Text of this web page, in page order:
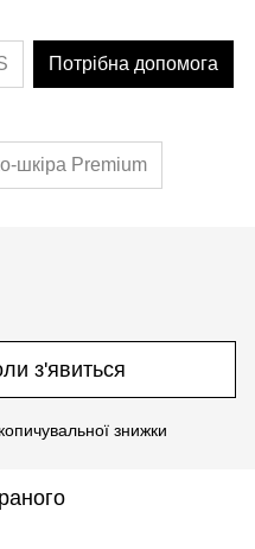
Потрібна допомога
шкіра Premium
з'явиться
знижки